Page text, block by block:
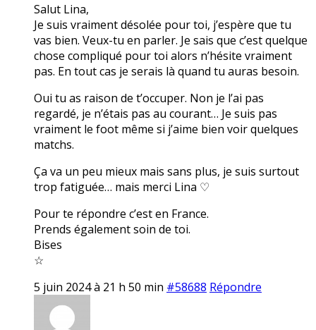
Salut Lina,
Je suis vraiment désolée pour toi, j’espère que tu
vas bien. Veux-tu en parler. Je sais que c’est quelque
chose compliqué pour toi alors n’hésite vraiment
pas. En tout cas je serais là quand tu auras besoin.
Oui tu as raison de t’occuper. Non je l’ai pas
regardé, je n’étais pas au courant… Je suis pas
vraiment le foot même si j’aime bien voir quelques
matchs.
Ça va un peu mieux mais sans plus, je suis surtout
trop fatiguée… mais merci Lina ♡
Pour te répondre c’est en France.
Prends également soin de toi.
Bises
☆
5 juin 2024 à 21 h 50 min #58688 Répondre